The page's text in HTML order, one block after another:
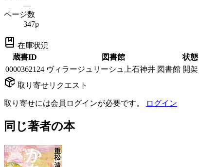
—
ページ数
347p
在庫状況
蔵書ID
図書館
状態
0000362124 ヴィラージュリーシュ上石神井 図書館 開架
取り寄せリクエスト
取り寄せには会員ログインが必要です。 ログイン
同じ著者の本